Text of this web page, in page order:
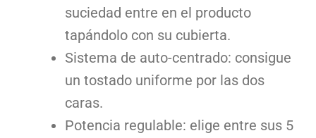
suciedad entre en el producto
tapándolo con su cubierta.
Sistema de auto-centrado: consigue
un tostado uniforme por las dos
caras.
Potencia regulable: elige entre sus 5